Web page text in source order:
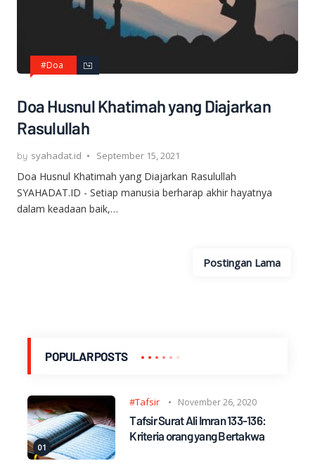
#Doa
Doa Husnul Khatimah yang Diajarkan
Rasulullah
syahadat.id September 15, 2021
Doa Husnul Khatimah yang Diajarkan Rasulullah
SYAHADAT.ID - Setiap manusia berharap akhir hayatnya
dalam keadaan baik,…
Postingan Lama
POPULAR POSTS
#Tafsir November 26, 2020
Tafsir Surat Ali Imran 133-136:
Kriteria orang yang Bertakwa